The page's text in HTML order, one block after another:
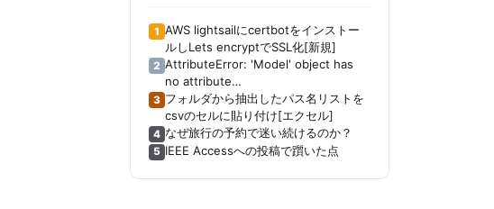
1 AWS lightsailにcertbotをインストー
ルしLets encryptでSSL化[新規]
2 AttributeError: 'Model' object has
no attribute
'_get_distribution_strategy'[Keras]
[Tensorboard]
3 フォルダから抽出したパス名リストを
csvのセルに貼り付け[エクセル]
4 なぜ旅行の予約で迷い続けるのか？
5 IEEE Accessへの投稿で躓いた点